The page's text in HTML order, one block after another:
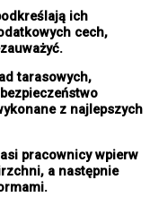
ich
cech,
tarasowych,
z najlepszych
pracownicy wpierw
a następnie